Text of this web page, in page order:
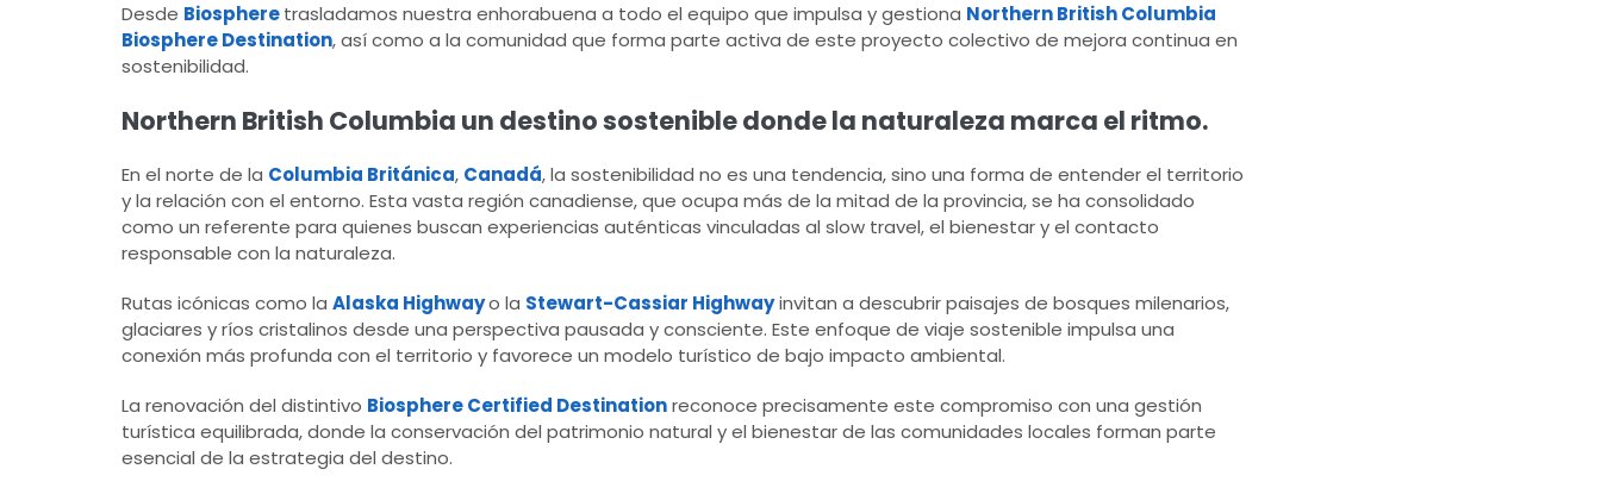
Desde Biospheretrasladamos nuestra enhorabuena a todo el equipo que impulsa y gestiona Northern British Columbia
Biosphere Destination, así como a la comunidad que forma parte activa de este proyecto colectivo de mejora continua en
sostenibilidad.
Northern British Columbia un destino sostenible donde la naturaleza marca el ritmo.
En el norte de la Columbia Británica, Canadá, la sostenibilidad no es una tendencia, sino una forma de entender el territorio
y la relación con el entorno. Esta vasta región canadiense, que ocupa más de la mitad de la provincia, se ha consolidado
como un referente para quienes buscan experiencias auténticas vinculadas al slow travel, el bienestar y el contacto
responsable con la naturaleza.
Rutas icónicas como la Alaska Highwayo la Stewart-Cassiar Highwayinvitan a descubrir paisajes de bosques milenarios,
glaciares y ríos cristalinos desde una perspectiva pausada y consciente. Este enfoque de viaje sostenible impulsa una
conexión más profunda con el territorio y favorece un modelo turístico de bajo impacto ambiental.
La renovación del distintivo Biosphere Certified Destinationreconoce precisamente este compromiso con una gestión
turística equilibrada, donde la conservación del patrimonio natural y el bienestar de las comunidades locales forman parte
esencial de la estrategia del destino.